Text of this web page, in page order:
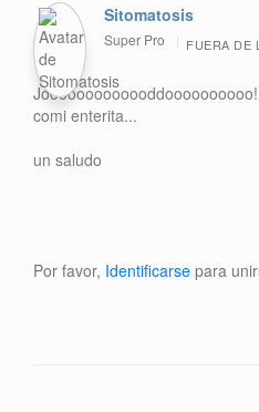
Sitomatosis
Super Pro FUERA DE
comi enterita...
un saludo
Por favor, Identificarse para